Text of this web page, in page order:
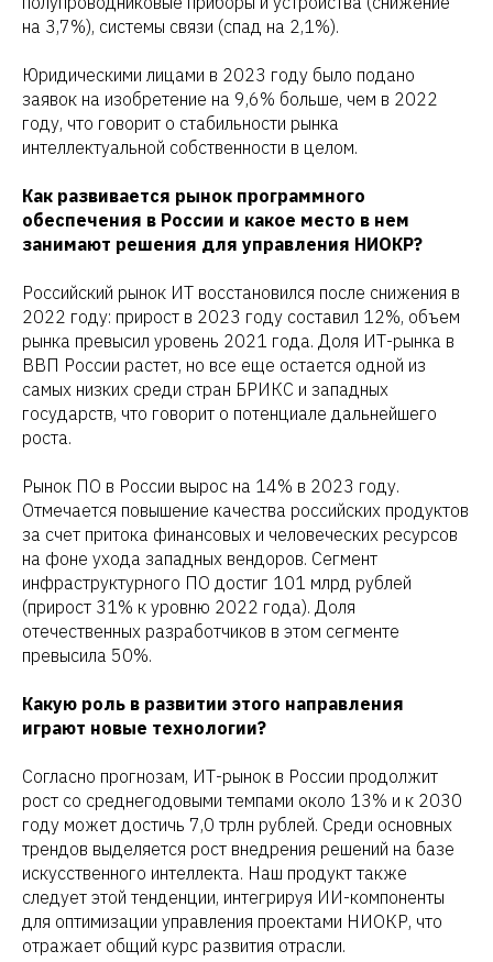
на 3,7%), системы связи (спад на 2,1%).
Юридическими лицами в 2023 году было подано
заявок на изобретение на 9,6% больше, чем в 2022
году, что говорит о стабильности рынка
интеллектуальной собственности в целом.
Как развивается рынок программного
обеспечения в России и какое место в нем
занимают решения для управления НИОКР?
Российский рынок ИТ восстановился после снижения в
2022 году: прирост в 2023 году составил 12%, объем
рынка превысил уровень 2021 года. Доля ИТ-рынка в
ВВП России растет, но все еще остается одной из
самых низких среди стран БРИКС и западных
государств, что говорит о потенциале дальнейшего
роста.
Рынок ПО в России вырос на 14% в 2023 году.
Отмечается повышение качества российских продуктов
за счет притока финансовых и человеческих ресурсов
на фоне ухода западных вендоров. Сегмент
инфраструктурного ПО достиг 101 млрд рублей
(прирост 31% к уровню 2022 года). Доля
отечественных разработчиков в этом сегменте
превысила 50%.
Какую роль в развитии этого направления
играют новые технологии?
Согласно прогнозам, ИТ-рынок в России продолжит
рост со среднегодовыми темпами около 13% и к 2030
году может достичь 7,0 трлн рублей. Среди основных
трендов выделяется рост внедрения решений на базе
искусственного интеллекта. Наш продукт также
следует этой тенденции, интегрируя ИИ-компоненты
для оптимизации управления проектами НИОКР, что
отражает общий курс развития отрасли.